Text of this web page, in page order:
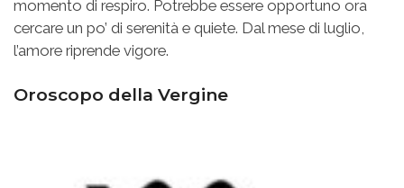
momento di respiro. Potrebbe essere opportuno ora
cercare un po’ di serenità e quiete. Dal mese di luglio,
l’amore riprende vigore.
Oroscopo della Vergine